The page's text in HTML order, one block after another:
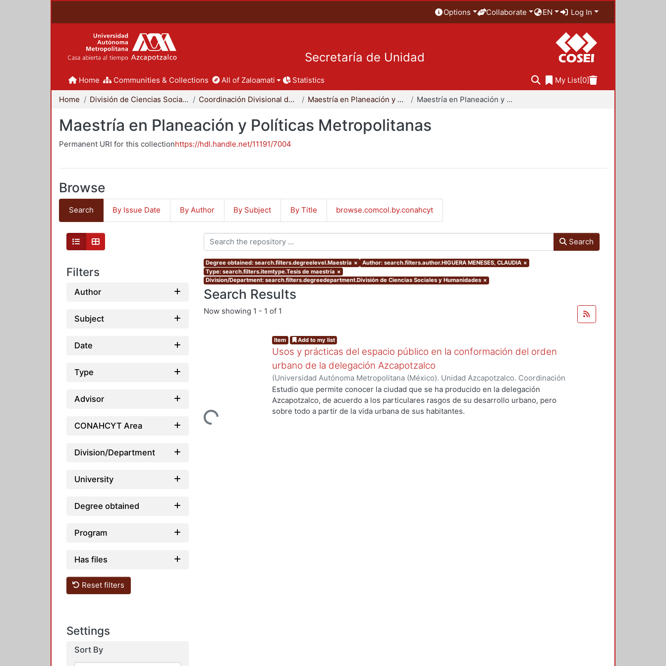
Options Collaborate EN Log In
Secretaría de Unidad
Home Communities & Collections All of Zaloamati Statistics My List[0]
Home División de Ciencias Sociales y Humanidades Coordinación Divisional de Posgrado Maestría en Planeación y Políticas Metropolitanas Maestría en Planeación y Políticas Metropolitanas
Maestría en Planeación y Políticas Metropolitanas
Permanent URI for this collectionhttps://hdl.handle.net/11191/7004
Browse
Search By Issue Date By Author By Subject By Title browse.comcol.by.conahcyt
Filters
Author
Subject
Date
Type
Advisor
CONAHCYT Area
Division/Department
University
Degree obtained
Program
Has files
Reset filters
Settings
Sort By
Search
Degree obtained: search.filters.degreelevel.Maestría × Author: search.filters.author.HIGUERA MENESES, CLAUDIA ×
Type: search.filters.itemtype.Tesis de maestría ×
Division/Department: search.filters.degreedepartment.División de Ciencias Sociales y Humanidades ×
Search Results
Now showing 1 - 1 of 1
Loading...
Item Add to my list
Usos y prácticas del espacio público en la conformación del orden
urbano de la delegación Azcapotzalco
(Universidad Autónoma Metropolitana (México). Unidad Azcapotzalco. Coordinación
de Servicios de Información., 2006-03 )HIGUERA MENESES, CLAUDIA
Estudio que permite conocer la ciudad que se ha producido en la delegación
Azcapotzalco, de acuerdo a los particulares rasgos de su desarrollo urbano, pero
sobre todo a partir de la vida urbana de sus habitantes.